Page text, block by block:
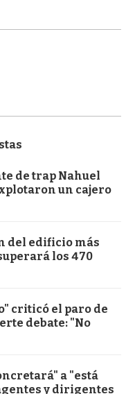
de trap Nahuel
un cajero
del edificio más
los 470
criticó el paro de
debate: "No
a "está
y dirigentes